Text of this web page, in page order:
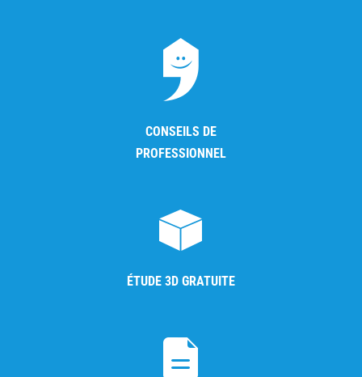
CONSEILS DE
PROFESSIONNEL
ÉTUDE 3D GRATUITE